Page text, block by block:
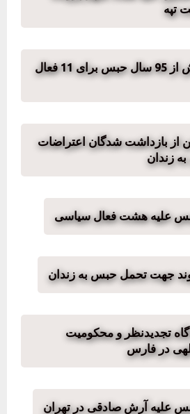
تپه
محکومیت بیش از 95 سال حبس برای 11 فعال
۳ تن از بازداشت شدگان اعتراضات
به زندان
علیه هشت فعال سیاسی
تجدیدنظر و محکومیت
در فارس
علیه آرش صادقی در تهران